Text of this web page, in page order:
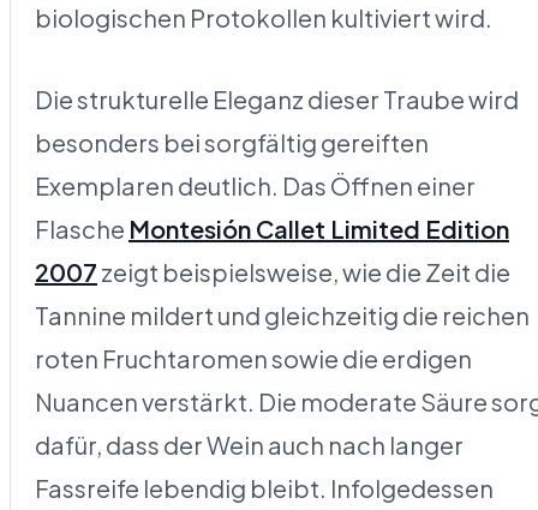
biologischen Protokollen kultiviert wird.
Die strukturelle Eleganz dieser Traube wird
besonders bei sorgfältig gereiften
Exemplaren deutlich. Das Öffnen einer
Flasche Montesión Callet Limited Edition
2007 zeigt beispielsweise, wie die Zeit die
Tannine mildert und gleichzeitig die reichen
roten Fruchtaromen sowie die erdigen
Nuancen verstärkt. Die moderate Säure
dafür, dass der Wein auch nach langer
Fassreife lebendig bleibt. Infolgedessen